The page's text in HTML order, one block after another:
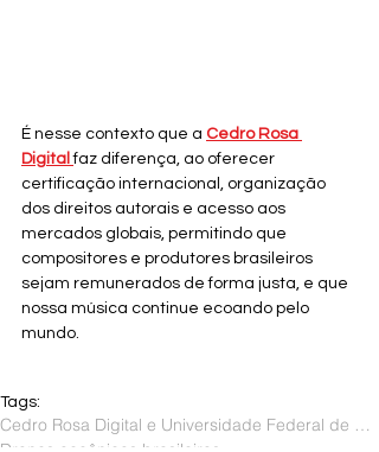
É nesse contexto que a Cedro Rosa
Digital faz diferença, ao oferecer
certificação internacional, organização
dos direitos autorais e acesso aos
mercados globais, permitindo que
compositores e produtores brasileiros
sejam remunerados de forma justa, e que
nossa música continue ecoando pelo
mundo.
Tags:
Cedro Rosa Digital e Universidade Federal de Campina Grande